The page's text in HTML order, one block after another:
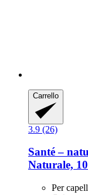
Carrello
3.9 (26)
Santé –
Naturale,
Per